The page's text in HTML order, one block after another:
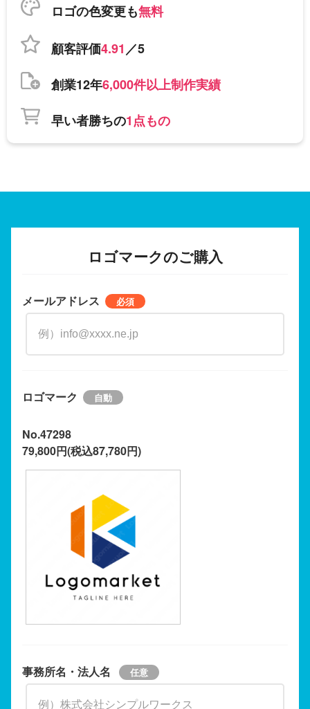
ロゴの色変更も無料
顧客評価4.91／5
創業12年6,000件以上制作実績
早い者勝ちの1点もの
ロゴマークのご購入
メールアドレス
ロゴマーク
No.47298
79,800円(税込87,780円)
事務所名・法人名